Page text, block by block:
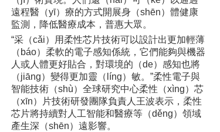
遠程醫（yī）療的方式開展身（shēn）體健康
監測，降低醫療成本，普惠大眾。
“采（cǎi）用柔性芯片技術可以設計出更加輕薄
（báo）柔軟的電子感知係統，它們能夠與機器
人或人體更好貼合，對環境的（de）感知也將
（jiāng）變得更加靈（líng）敏。”柔性電子與
智能技術（shù）全球研究中心柔性（xìng）芯
（xīn）片技術研發團隊負責人王波表示，柔性
芯片將持續對人工智能和醫療等（děng）領域
產生深（shēn）遠影響。